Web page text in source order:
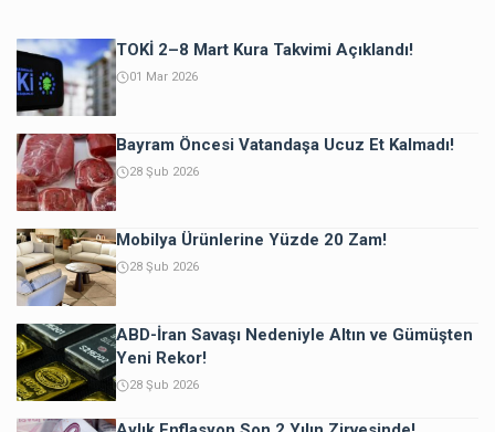
TOKİ 2–8 Mart Kura Takvimi Açıklandı!
01 Mar 2026
Bayram Öncesi Vatandaşa Ucuz Et Kalmadı!
28 Şub 2026
Mobilya Ürünlerine Yüzde 20 Zam!
28 Şub 2026
ABD-İran Savaşı Nedeniyle Altın ve Gümüşten
Yeni Rekor!
28 Şub 2026